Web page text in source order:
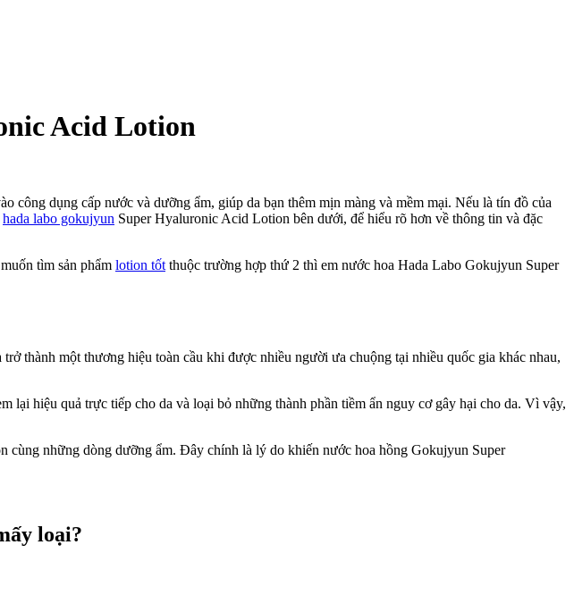
Acid Lotion
công dụng cấp nước và dưỡng ẩm, giúp da bạn thêm mịn màng và mềm mại. Nếu là tín đồ của
hada labo gokujyun Super Hyaluronic Acid Lotion bên dưới, để hiểu rõ hơn về thông tin và đặc
tìm sản phẩm lotion tốt thuộc trường hợp thứ 2 thì em nước hoa Hada Labo Gokujyun Super
thành một thương hiệu toàn cầu khi được nhiều người ưa chuộng tại nhiều quốc gia khác nhau,
lại hiệu quả trực tiếp cho da và loại bỏ những thành phần tiềm ẩn nguy cơ gây hại cho da. Vì vậy,
cùng những dòng dưỡng ẩm. Đây chính là lý do khiến nước hoa hồng Gokujyun Super
loại?